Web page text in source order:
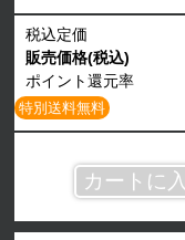
税込定価
販売価格(税込)
ポイント還元率
特別送料無料